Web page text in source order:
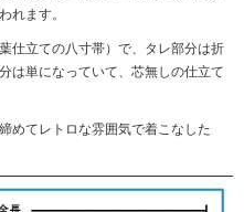
れます。
仕立ての八寸帯）で、タレ部分は折
は単になっていて、芯無しの仕立て
めてレトロな雰囲気で着こなした